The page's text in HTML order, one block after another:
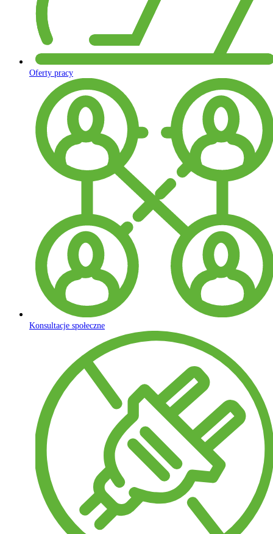
Oferty pracy
Konsultacje społeczne